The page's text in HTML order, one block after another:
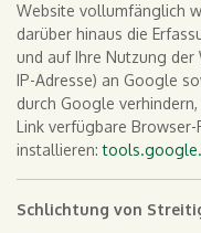
Website vollumfänglich
darüber hinaus die
und auf Ihre Nutzung
IP-Adresse) an Google
durch Google
Link verfügbare
installieren:
Schlichtung von